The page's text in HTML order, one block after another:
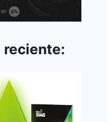
reciente: